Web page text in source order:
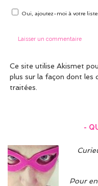
Oui, ajoutez-moi à votre liste
Ce site utilise Akismet
plus sur la façon dont les
traitées
-
Pour